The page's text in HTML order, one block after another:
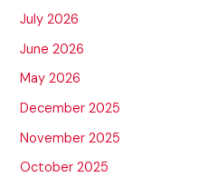
July 2026
June 2026
May 2026
December 2025
November 2025
October 2025